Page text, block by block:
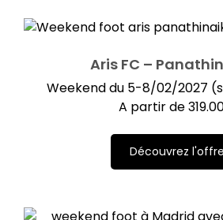
Aris FC –
Weekend du 5-8/02/2027
A partir de
Découvrez l'offre